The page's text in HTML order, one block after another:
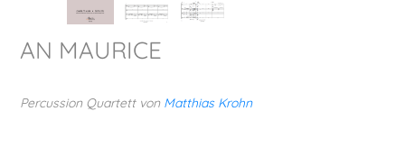
Play-Along
AN MAURICE
Percussion Quartett von Matthias Krohn